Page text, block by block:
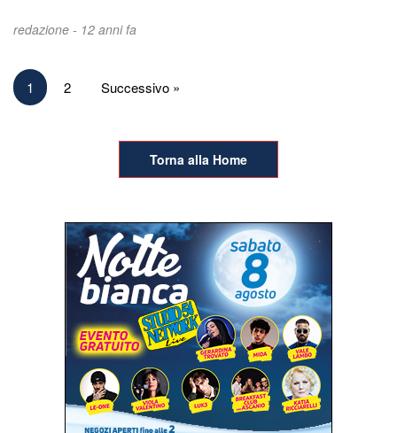
redazione - 12 anni fa
Paginazione
1 2 Successivo »
Torna alla Home